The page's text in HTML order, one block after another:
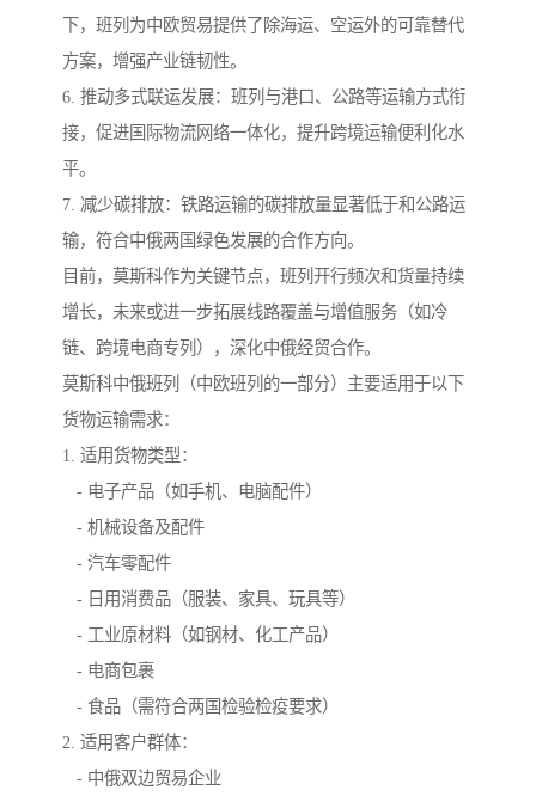
下，班列为中欧贸易提供了除海运、空运外的可靠替代
方案，增强产业链韧性。
6. 推动多式联运发展：班列与港口、公路等运输方式衔
接，促进国际物流网络一体化，提升跨境运输便利化水
平。
7. 减少碳排放：铁路运输的碳排放量显著低于和公路运
输，符合中俄两国绿色发展的合作方向。
目前，莫斯科作为关键节点，班列开行频次和货量持续
增长，未来或进一步拓展线路覆盖与增值服务（如冷
链、跨境电商专列），深化中俄经贸合作。
莫斯科中俄班列（中欧班列的一部分）主要适用于以下
货物运输需求：
1. 适用货物类型：
- 电子产品（如手机、电脑配件）
- 机械设备及配件
- 汽车零配件
- 日用消费品（服装、家具、玩具等）
- 工业原材料（如钢材、化工产品）
- 电商包裹
- 食品（需符合两国检验检疫要求）
2. 适用客户群体：
- 中俄双边贸易企业